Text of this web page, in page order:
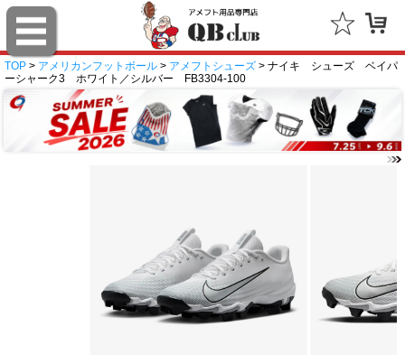
TOP > アメリカンフットボール > アメフトシューズ > ナイキ シューズ ベイパ
ーシャーク3 ホワイト／シルバー FB3304-100